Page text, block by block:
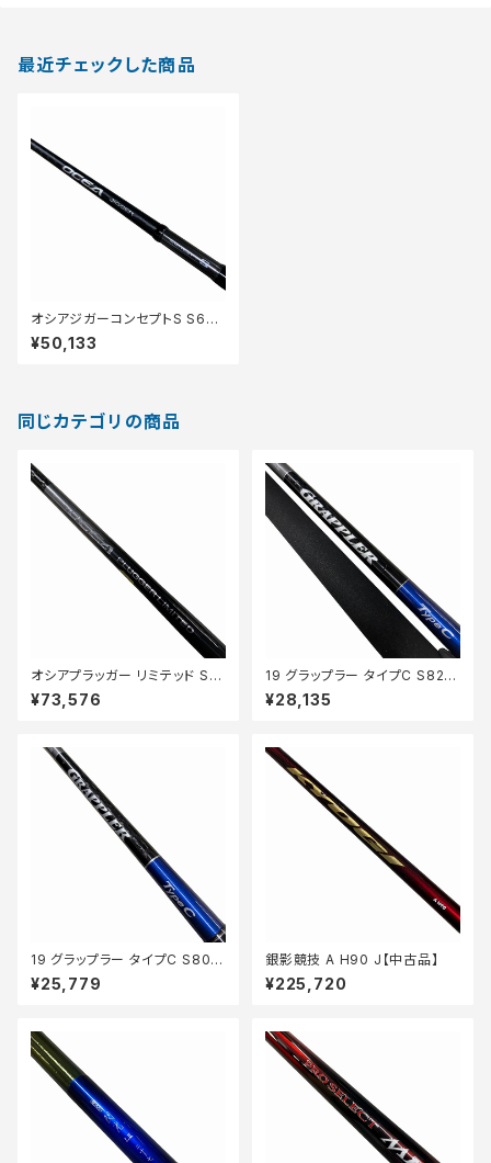
最近チェックした商品
オシアジガーコンセプトS S66-
4【中古品】
¥50,133
同じカテゴリの商品
オシアプラッガー リミテッド S71
0H【中古品】
¥73,576
19 グラップラー タイプC S82M
H【中古品】
¥28,135
19 グラップラー タイプC S80M
【中古品】
¥25,779
銀影競技 A H90 J【中古品】
¥225,720